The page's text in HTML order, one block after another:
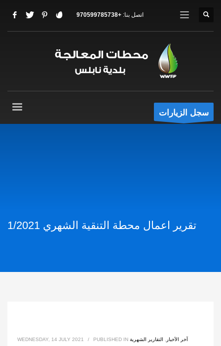
اتصل بنا: +970599785738
سجل الزيارات
تقرير اعمال محطة التنقية الشهري 1/2021
WEDNESDAY, 14 JULY 2021 / PUBLISHED IN آخر الأخبار التقارير الشهرية